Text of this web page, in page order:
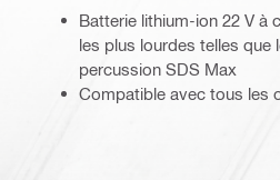
Batterie lithium-ion 22 V à
les plus lourdes telles
percussion SDS Max
Compatible avec tous les